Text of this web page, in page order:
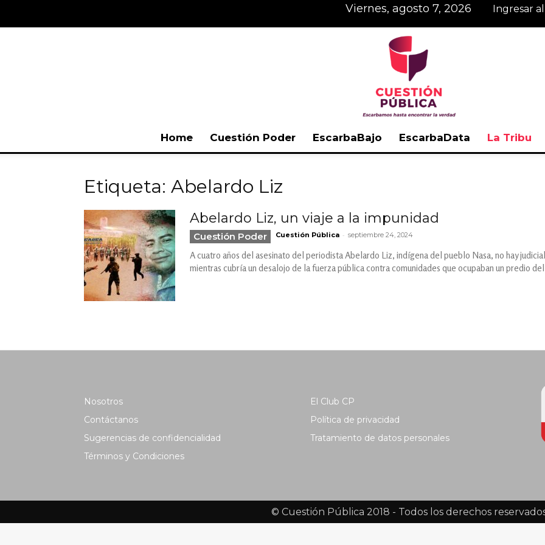
viernes, agosto 7, 2026 Ingresar
Home Cuestión Poder EscarbaBajo EscarbaData La Tribu
Etiqueta: Abelardo Liz
Abelardo Liz, un viaje a la impunidad
Cuestión Poder Cuestión Pública - septiembre 24, 2024
A cuatro años del asesinato del periodista Abelardo Liz, indígena del pueblo Nasa, no hay
mientras cubría un desalojo de la fuerza pública contra comunidades que ocupaban un predio
Nosotros
Contáctanos
Sugerencias de confidencialidad
Términos y Condiciones
El Club CP
Política de privacidad
Tratamiento de datos personales
© Cuestión Pública 2018 - Todos los derechos